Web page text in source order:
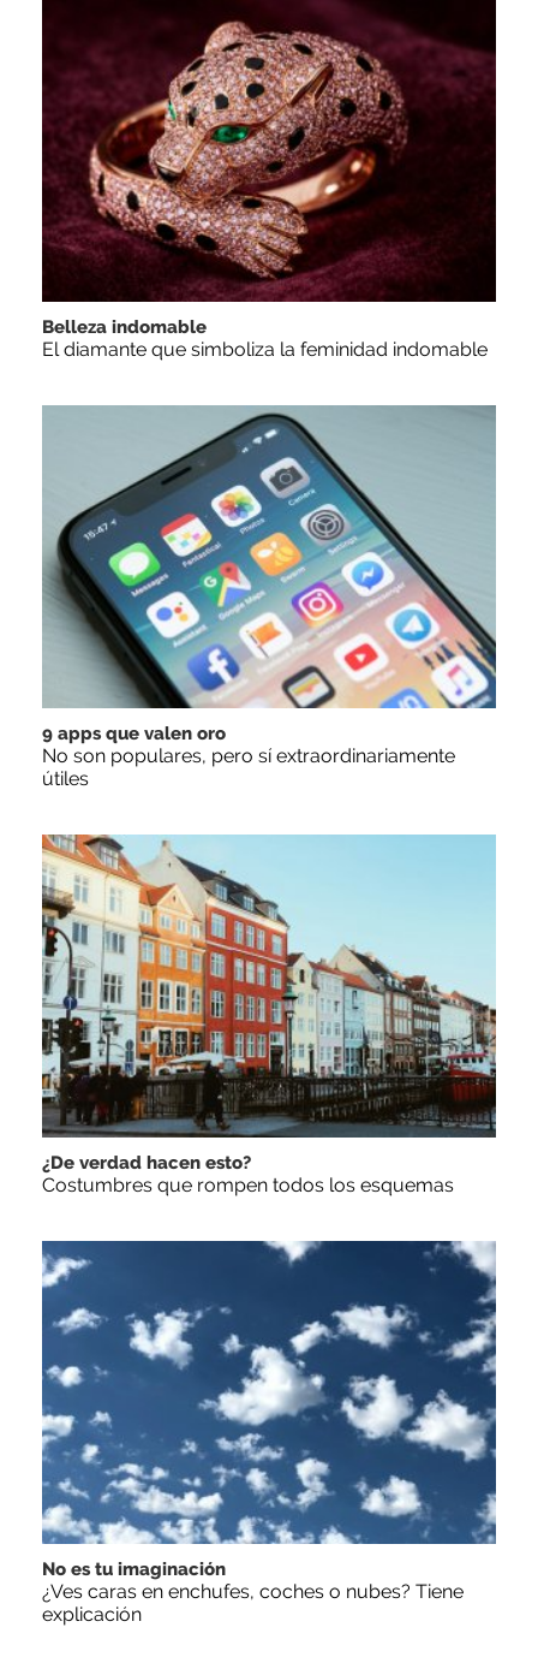
Belleza indomable
El diamante que simboliza la feminidad indomable
9 apps que valen oro
No son populares, pero sí extraordinariamente
útiles
¿De verdad hacen esto?
Costumbres que rompen todos los esquemas
No es tu imaginación
¿Ves caras en enchufes, coches o nubes? Tiene
explicación